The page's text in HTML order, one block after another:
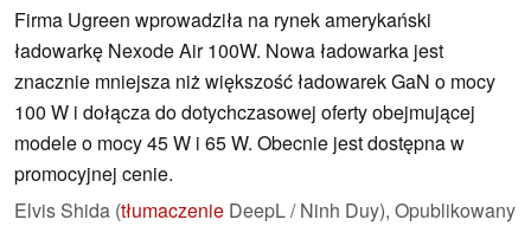
Firma Ugreen wprowadziła na rynek amerykański
ładowarkę Nexode Air 100W. Nowa ładowarka jest
znacznie mniejsza niż większość ładowarek GaN o mocy
100 W i dołącza do dotychczasowej oferty obejmującej
modele o mocy 45 W i 65 W. Obecnie jest dostępna w
promocyjnej cenie.
Elvis Shida (tłumaczenie DeepL / Ninh Duy), Opublikowany